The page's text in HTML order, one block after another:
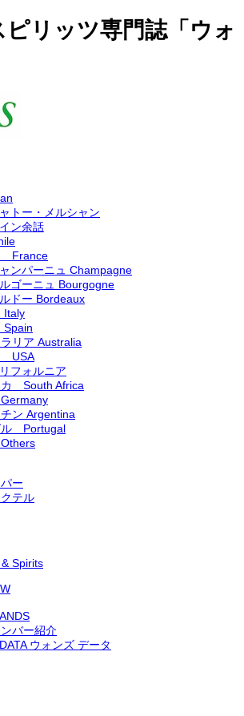
ピリッツ専門誌「ウォ
トー・メルシャン
ン余話
France
ンパーニュ Champagne
ゴーニュ Bourgogne
ドー Bordeaux
Italy
Spain
リア Australia
USA
フォルニア
カ South Africa
ン Argentina
ル Portugal
ー
テル
Spirits
バー紹介
ウォンズ データ